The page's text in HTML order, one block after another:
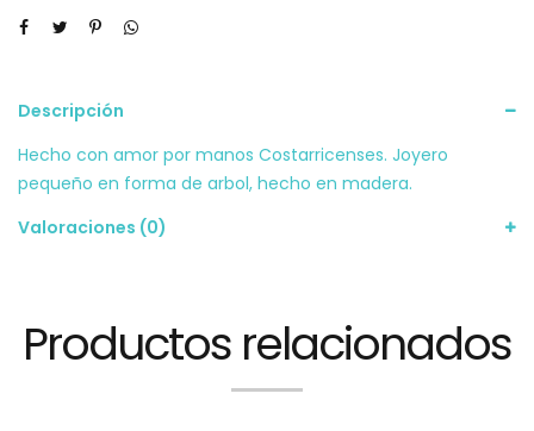
Descripción
Hecho con amor por manos Costarricenses. Joyero
pequeño en forma de arbol, hecho en madera.
Valoraciones (0)
Productos relacionados